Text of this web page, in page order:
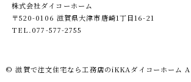
株式会社ダイコーホーム
〒520-0106 滋賀県大津市唐崎1丁目16-21
TEL.077-577-2755
© 滋賀で注文住宅なら工務店のiKKAダイコーホーム